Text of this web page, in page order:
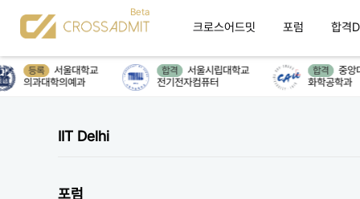
크로스어드밋 포럼 합격
등록
서울대학교
의과대학의예과
합격
서울시립대학교
전기전자컴퓨터
합격
중앙
화학공학과
IIT Delhi
포럼